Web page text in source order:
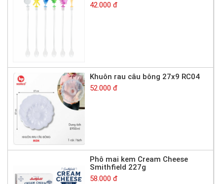
42.000 đ
Khuôn rau câu bông 27x9 RC04
52.000 đ
Phô mai kem Cream Cheese
Smithfield 227g
58.000 đ